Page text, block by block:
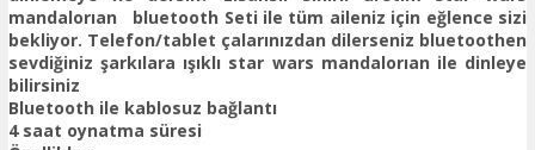
mandalorıan bluetooth Seti ile tüm aileniz için eğlence sizi
bekliyor. Telefon/tablet çalarınızdan dilerseniz bluetoothen
sevdiğiniz şarkılara ışıklı star wars mandalorıan ile dinleye
bilirsiniz
Bluetooth ile kablosuz bağlantı
4 saat oynatma süresi